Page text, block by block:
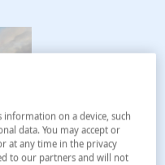
information on a device, such
data. You may accept or
at any time in the privacy
to our partners and will not